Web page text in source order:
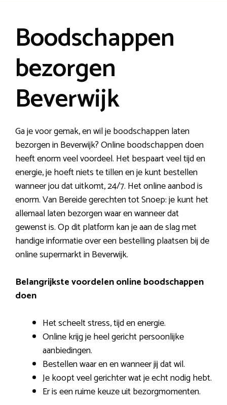
Boodschappen
bezorgen
Beverwijk
Ga je voor gemak, en wil je boodschappen laten
bezorgen in Beverwijk? Online boodschappen doen
heeft enorm veel voordeel. Het bespaart veel tijd en
energie, je hoeft niets te tillen en je kunt bestellen
wanneer jou dat uitkomt, 24/7. Het online aanbod is
enorm. Van Bereide gerechten tot Snoep: je kunt het
allemaal laten bezorgen waar en wanneer dat
gewenst is. Op dit platform kan je aan de slag met
handige informatie over een bestelling plaatsen bij de
online supermarkt in Beverwijk.
Belangrijkste voordelen online boodschappen
doen
Het scheelt stress, tijd en energie.
Online krijg je heel gericht persoonlijke
aanbiedingen.
Bestellen waar en en wanneer jij dat wil.
Je koopt veel gerichter wat je echt nodig hebt.
Er is een ruime keuze uit bezorgmomenten.